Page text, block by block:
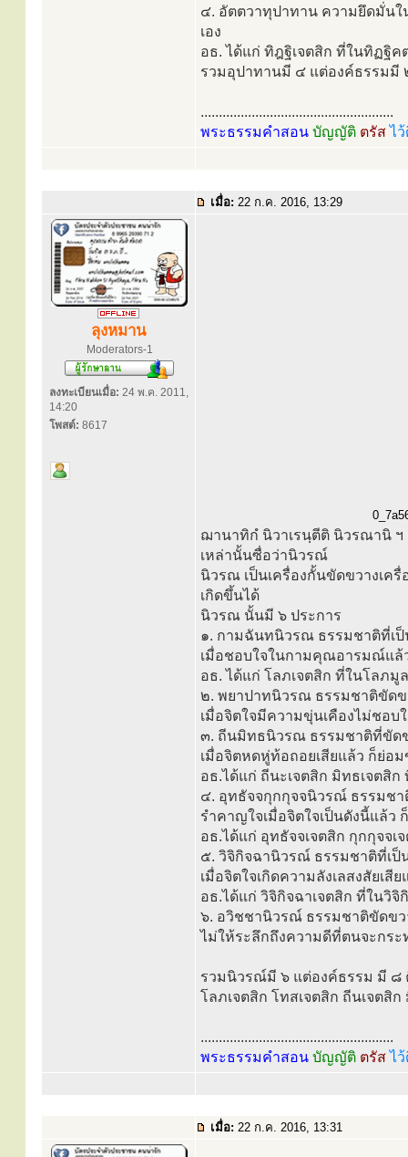
๔. อัตตวาทุปาทาน ความยึดมั่น
เอง
อธ. ได้แก่ ทิฎฐิเจตสิก ที่ในทิฏฐิ
รวมอุปาทานมี ๔ แต่องค์ธรรมมี
.....................................................
พระธรรมคำสอน บัญญัติ ตรัสไ
เมื่อ: 22 ก.ค. 2016, 13:29
ลุงหมาน
Moderators-1
ลงทะเบียนเมื่อ: 24 พ.ค. 2011,
14:20
โพสต์: 8617
ฌานาทิกํ นิวาเรนฺตีติ นิวรณานิ ฯ
เหล่านั้นซื่อว่านิวรณ์
นิวรณ เป็นเครื่องกั้นขัดขวางเ
เกิดขึ้นได้
นิวรณ นั้นมี ๖ ประการ
๑. กามฉันทนิวรณ ธรรมชาติที่เ
เมื่อชอบใจในกามคุณอารมณ์แล้
อธ. ได้แก่ โลภเจตสิก ที่ในโลภมู
๒. พยาปาทนิวรณ ธรรมชาติขัดข
เมื่อจิตใจมีความขุ่นเคืองไม่ชอ
๓. ถีนมิทธนิวรณ ธรรมชาติที่ขัด
เมื่อจิตหดหู่ท้อถอยเสียแล้ว ก็ย่
อธ.ได้แก่ ถีนะเจตสิก มิทธเจตสิ
๔. อุทธัจจกุกกุจจนิวรณ์ ธรรมชา
รำคาญใจเมื่อจิตใจเป็นดังนี้แล้
อธ.ได้แก่ อุทธัจจเจตสิก กุกกุจจ
๕. วิจิกิจฉานิวรณ์ ธรรมชาติที่เป็
เมื่อจิตใจเกิดความลังเลสงสัยเ
อธ.ได้แก่ วิจิกิจฉาเจตสิก ที่ในวิ
๖. อวิชชานิวรณ์ ธรรมชาติขัดขว
ไม่ให้ระลึกถึงความดีที่ตนจะกร
รวมนิวรณ์มี ๖ แต่องค์ธรรม มี ๘
โลภเจตสิก โทสเจตสิก ถีนเจตสิ
.....................................................
พระธรรมคำสอน บัญญัติ ตรัสไ
เมื่อ: 22 ก.ค. 2016, 13:31